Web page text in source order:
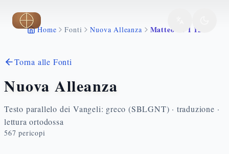
Vai al contenuto principale
Home Fonti Nuova Alleanza Matteo 14 1 12
Torna alle Fonti
Nuova Alleanza
Testo parallelo dei Vangeli: greco (SBLGNT) · traduzione ·
lettura ortodossa
567 pericopi